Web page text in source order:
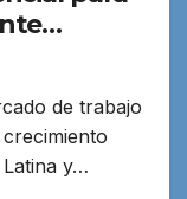
de trabajo
y…